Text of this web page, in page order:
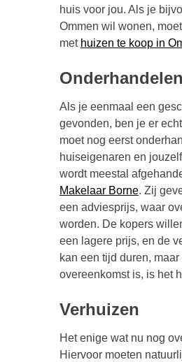
huis voor jou. Als je
Ommen wil wonen,
met huizen te koop in
Als je eenmaal een
gevonden, ben je er
moet nog eerst
huiseigenaren en
wordt meestal
Makelaar Borne. Zij
een adviesprijs, waar
worden. De kopers
een lagere prijs, en de
kan een tijd duren,
overeenkomst is, is het
Verhuizen
Het enige wat nu nog
Hiervoor moeten